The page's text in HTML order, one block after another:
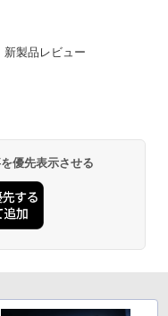
新製品レビュー
優先表示させる